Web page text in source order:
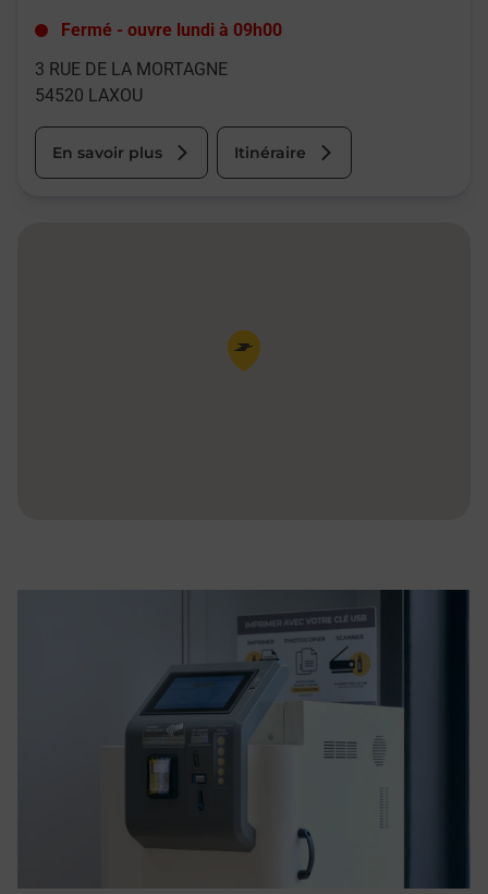
Fermé - ouvre lundi à 09h00
3 RUE DE LA MORTAGNE
54520 LAXOU
En savoir plus Itinéraire
Pin de la carte